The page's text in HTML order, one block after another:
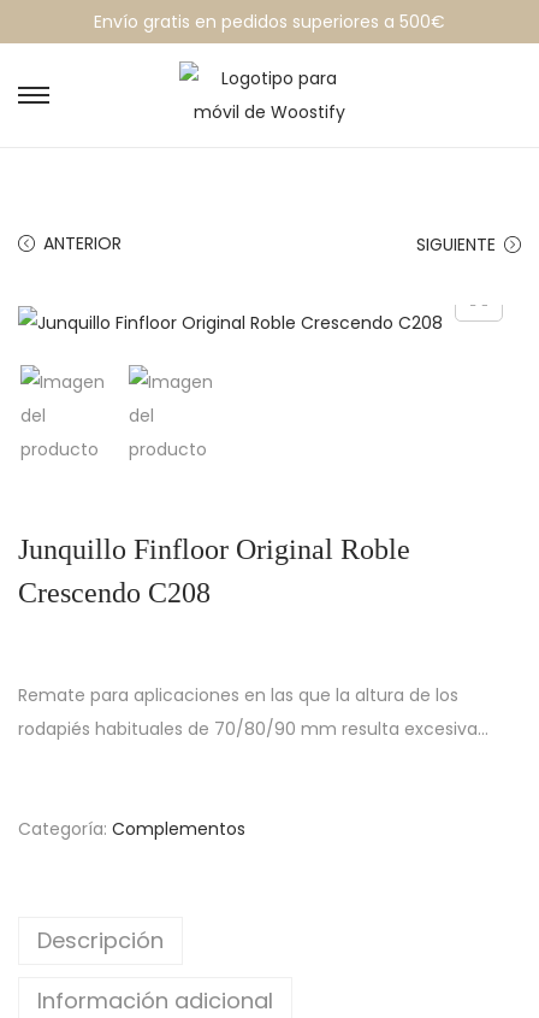
Envío gratis en pedidos superiores a 500€
ANTERIOR SIGUIENTE
Junquillo Finfloor Original Roble
Crescendo C208
Remate para aplicaciones en las que la altura de los
rodapiés habituales de 70/80/90 mm resulta excesiva…
Categoría: Complementos
Descripción
Información adicional